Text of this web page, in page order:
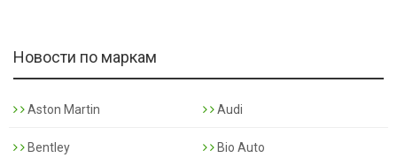
Новости по маркам
Aston Martin Audi
Bentley Bio Auto